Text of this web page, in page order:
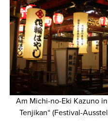
Am Michi-no-Eki Kazuno
Tenjikan“ (Festival-